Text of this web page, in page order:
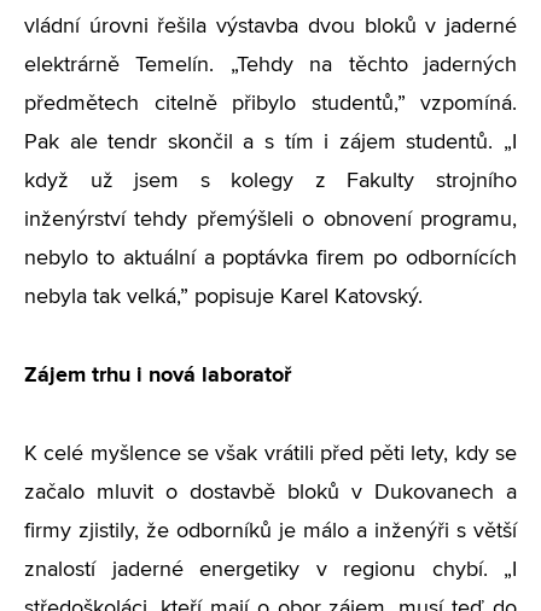
vládní úrovni řešila výstavba dvou bloků v jaderné
elektrárně Temelín. „Tehdy na těchto jaderných
předmětech citelně přibylo studentů,” vzpomíná.
Pak ale tendr skončil a s tím i zájem studentů. „I
když už jsem s kolegy z Fakulty strojního
inženýrství tehdy přemýšleli o obnovení programu,
nebylo to aktuální a poptávka firem po odbornících
nebyla tak velká,” popisuje Karel Katovský.
Zájem trhu i nová laboratoř
K celé myšlence se však vrátili před pěti lety, kdy se
začalo mluvit o dostavbě bloků v Dukovanech a
firmy zjistily, že odborníků je málo a inženýři s větší
znalostí jaderné energetiky v regionu chybí. „I